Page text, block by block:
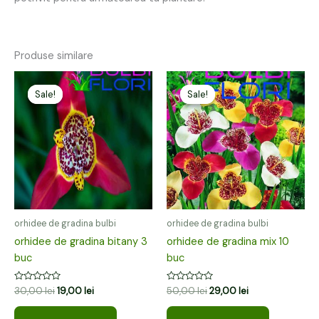
Produse similare
Sale!
Sale!
orhidee de gradina bulbi
orhidee de gradina bitany 3
buc
Evaluat
0
30,00lei
Prețul
inițial
a
fost:
30,00 lei.
19,00 lei
Prețul
curent
19,00 lei.
Sale!
Sale!
orhidee de gradina bulbi
orhidee de gradina mix 10
buc
Evaluat
0
50,00lei
Prețul
inițial
a
fost:
50,00 lei.
29,00 lei
Prețul
curent
este:
29,00 lei.